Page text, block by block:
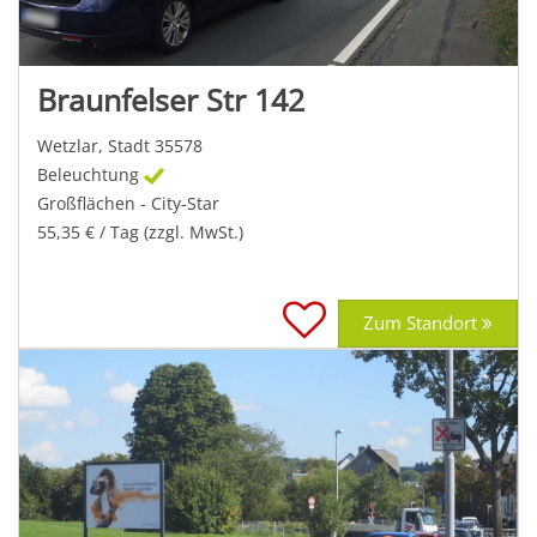
Braunfelser Str 142
Wetzlar, Stadt 35578
Beleuchtung
Großflächen - City-Star
55,35 € / Tag (zzgl. MwSt.)
Zum Standort